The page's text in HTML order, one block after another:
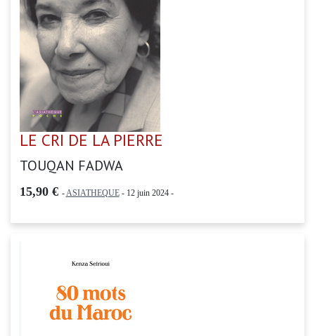
LE CRI DE LA PIERRE
TOUQAN FADWA
15,90 € -ASIATHEQUE- 12 juin 2024 -